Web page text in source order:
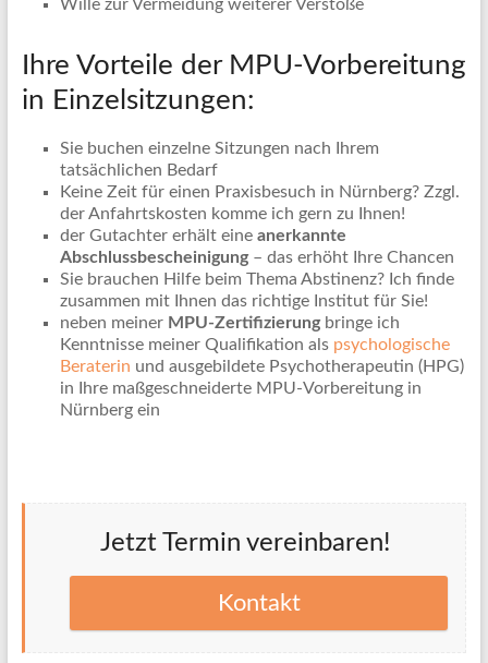
Wille zur Vermeidung weiterer Verstöße
Ihre Vorteile der MPU-Vorbereitung
in Einzelsitzungen:
Sie buchen einzelne Sitzungen nach Ihrem
tatsächlichen Bedarf
Keine Zeit für einen Praxisbesuch in Nürnberg? Zzgl.
der Anfahrtskosten komme ich gern zu Ihnen!
der Gutachter erhält eine anerkannte
Abschlussbescheinigung– das erhöht Ihre Chancen
Sie brauchen Hilfe beim Thema Abstinenz? Ich finde
zusammen mit Ihnen das richtige Institut für Sie!
neben meiner MPU-Zertifizierung bringe ich
Kenntnisse meiner Qualifikation als psychologische
Beraterin und ausgebildete Psychotherapeutin (HPG)
in Ihre maßgeschneiderte MPU-Vorbereitung in
Nürnberg ein
Jetzt Termin vereinbaren!
Kontakt